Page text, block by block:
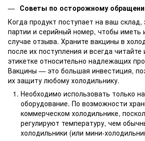
Советы по осторожному
Когда продукт поступает на ваш
партии и серийный номер, чтобы иметь
случае отзыва. Храните вакцины в
после их поступления и всегда читайте
этикетке относительно надлежащих
Вакцины — это большая инвестиция,
их защиту любому холодильнику.
Необходимо использовать только
оборудование. По возможности
коммерческом холодильнике,
регулируют температуру, чем
холодильники (или мини-